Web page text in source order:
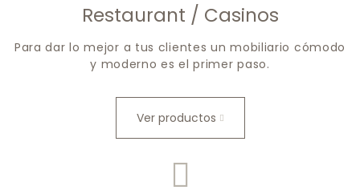
Restaurant / Casinos
Para dar lo mejor a tus clientes un mobiliario cómodo
y moderno es el primer paso.
Ver productos